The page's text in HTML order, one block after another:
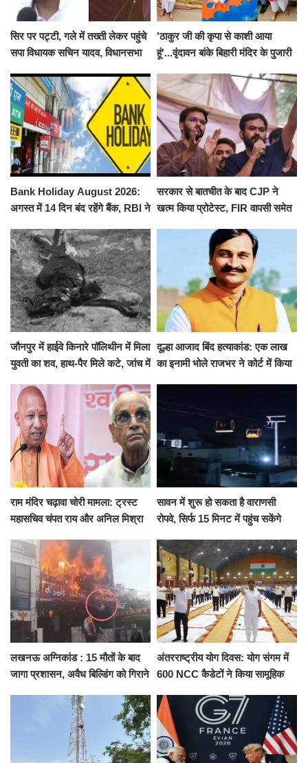
सिर पर पट्टी, गले में तख्ती लेकर पहुंचे
सपा विधायक सचिन यादव, विधानसभा
निलंबित
'ठाकुर जी की कृपा से काशी आया
हूं'...वृंदावन बांके बिहारी मंदिर के पुजारी
जलाभिषेक
Bank Holiday August 2026:
अगस्त में 14 दिन बंद रहेंगे बैंक, RBI ने
सरकार से बातचीत के बाद CJP ने
खत्म किया प्रोटेस्ट, FIR वापसी समेत
जौनपुर में हाईवे किनारे पॉलिथीन में मिला
युवती का शव, हाथ-पैर मिले कटे, जांच में
दूल्हा आजाद बिंद हत्याकांड: एक लाख
का इनामी भोले राजभर ने कोर्ट में किया
राम मंदिर चढ़ावा चोरी मामला: ट्रस्ट
महासचिव चंपत राय और अनिल मिश्रा
को नहीं...
सावन में शुरू हो सकता है वाराणसी
रोपवे, सिर्फ 15 मिनट में पहुंच सकेंगे
किराया
लखनऊ अग्निकांड : 15 मौतों के बाद
जागा प्रशासन, अवैध बिल्डिंग को गिराने
अंतरराष्ट्रीय योग दिवस: योग संगम में
600 NCC कैडेटों ने किया सामूहिक
संकल्प